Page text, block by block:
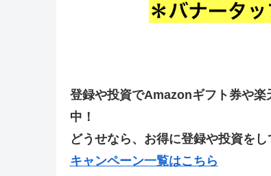
登録や投資でAmazonギフト券や
中！
どうせなら、お得に登録や投資を
キャンペーン一覧はこちら